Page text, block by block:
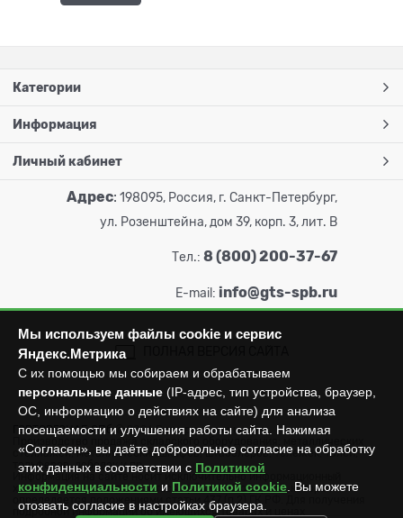
Категории
Информация
Личный кабинет
Адрес: 198095, Россия, г. Санкт-Петербург,
ул. Розенштейна, дом 39, корп. 3, лит. В
Тел.: 8 (800) 200-37-67
E-mail: info@gts-spb.ru
ГОРТОРГСНАБ СПб © 2026Все права защищены.
Производство продажа складского оборудования: металлических
стеллажей, металлических шкафов, штабелеров, тележек, талей,
тельферов, лебедок и пр.
Информация на сайте носит исключительно информационный
характер и не может считаться публичной офертой, которая
определяется положениями статьи 437 (п.2) ГК РФ. Для получения
подробной информации об имеющихся товарах и ценах
Мы используем файлы cookie и сервис
Яндекс.Метрика
С их помощью мы собираем и обрабатываем
персональные данные (IP-адрес, тип устройства, браузер,
ОС, информацию о действиях на сайте) для анализа
посещаемости и улучшения работы сайта. Нажимая
«Согласен», вы даёте добровольное согласие на обработку
этих данных в соответствии с Политикой
конфиденциальности и Политикой cookie . Вы можете
отозвать согласие в настройках браузера.